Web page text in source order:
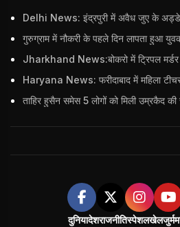
दुनियादेशराजनीतिस्पेशलखेलजुर्म